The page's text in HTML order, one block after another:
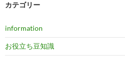
カテゴリー
information
お役立ち豆知識